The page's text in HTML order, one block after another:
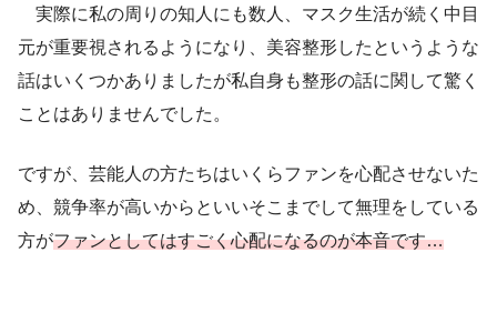
実際に私の周りの知人にも数人、マスク生活が続く中目
元が重要視されるようになり、美容整形したというような
話はいくつかありましたが私自身も整形の話に関して驚く
ことはありませんでした。
ですが、芸能人の方たちはいくらファンを心配させないた
め、競争率が高いからといいそこまでして無理をしている
方がファンとしてはすごく心配になるのが本音です…